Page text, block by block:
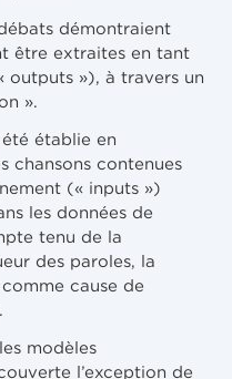
démontraient
être extraites en tant
outputs »), à travers un
».
établie en
chansons contenues
(« inputs »)
les données de
tenu de la
des paroles, la
cause de
modèles
l’exception de